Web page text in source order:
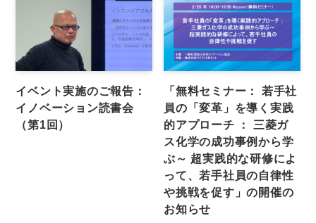
イベント実施のご報告：
イノベーション読書会
（第1回）
「無料セミナー： 若手社
員の「変革」を導く実践
的アプローチ ： 三菱ガ
ス化学の成功事例から学
ぶ～ 超実践的な研修によ
って、若手社員の自律性
や挑戦を促す」の開催の
お知らせ